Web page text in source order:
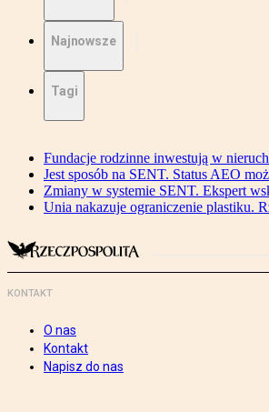
Najnowsze
Tagi
Fundacje rodzinne inwestują w
Jest sposób na SENT. Status AEO
Zmiany w systemie SENT. Ekspert
Unia nakazuje ograniczenie plastiku.
KONTAKT
O nas
Kontakt
Napisz do nas